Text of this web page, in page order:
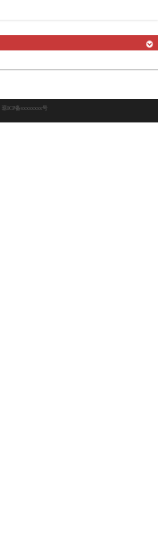
琼ICP备xxxxxxxx号